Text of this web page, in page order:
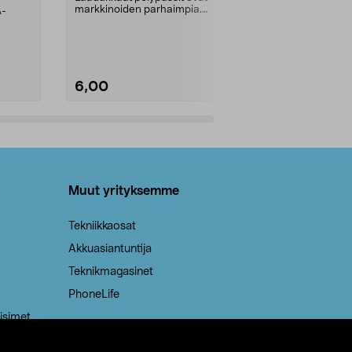
markkinoiden parhaimpia.
6,00
Muut yrityksemme
Tekniikkaosat
Akkuasiantuntija
Teknikmagasinet
PhoneLife